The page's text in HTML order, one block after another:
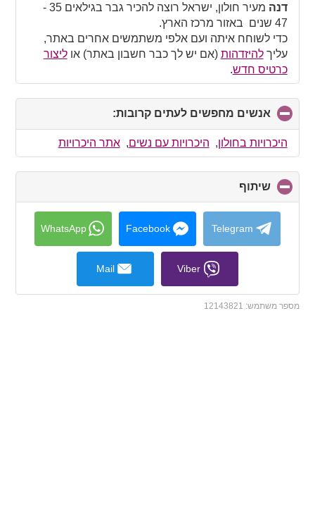
collapse
contents
דנה
מעיר חולון, ישראל רוצה להכיר גבר בגילאים 35 -
47 שנים באזור מרכז הארץ.
כדי לשוחח איתה ועם אלפי משתמשים אחרים באתר,
עליךלהיזדהות (אם יש לך כבר חשבון באתר) אוליצור
כרטיס חדש.
אנשים מחפשים לעתים קרובות:
to
collapse
contents
היכרויות בחולון, היכרויות עם נשים,אתר היכרויות
שיתוף
to
collapse
contents
Telegram
Facebook
WhatsApp
Viber
Mail
מספר משתמש: 12143821